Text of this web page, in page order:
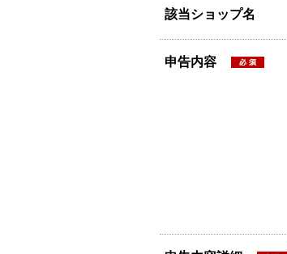
該当ショップ名
申告内容